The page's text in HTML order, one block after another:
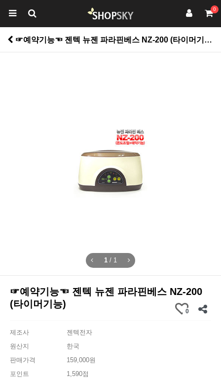
0
☞예약기능☜ 젠텍 뉴젠 파라핀베스 NZ-200 (타이머기능) > 건강관리
1 / 1
☞예약기능☜ 젠텍 뉴젠 파라핀베스 NZ-200
(타이머기능)
0
제조사
젠텍전자
원산지
한국
판매가격
159,000원
포인트
1,590점